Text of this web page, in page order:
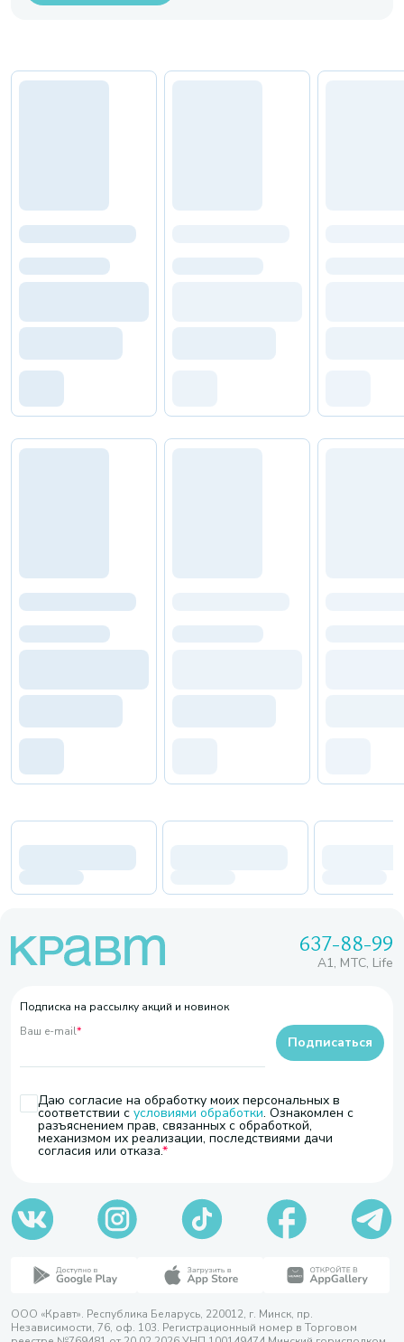
637-88-99
A1, МТС, Life
Подписка на рассылку акций и новинок
Ваш e-mail*
Даю согласие на обработку моих персональных в
соответствии с условиями обработки. Ознакомлен с
разъяснением прав, связанных с обработкой,
механизмом их реализации, последствиями дачи
согласия или отказа.
Подписаться
ООО «Кравт». Республика Беларусь, 220012, г. Минск, пр.
Независимости, 76, оф. 103. Регистрационный номер в Торговом